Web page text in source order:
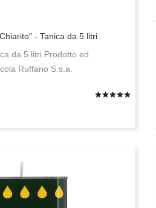
- Tanica da 5 litri
da 5 litri Prodotto ed
Ruffano S.s.a.